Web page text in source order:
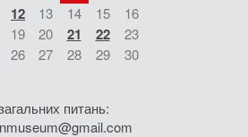
12 13 14 15
16
19 20 21 22
23
26 27 28 29
30
питань: